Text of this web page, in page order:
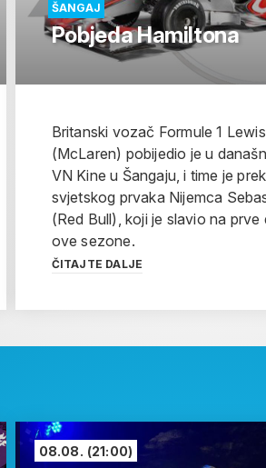
ŠANGAJ
Pobjeda Hamiltona
Britanski vozač Formule 1
(McLaren) pobijedio je u
VN Kine u Šangaju, i time je
svjetskog prvaka Nijemca
(Red Bull), koji je slavio na prve
ove sezone.
ČITAJTE DALJE
08.08. (21:00)